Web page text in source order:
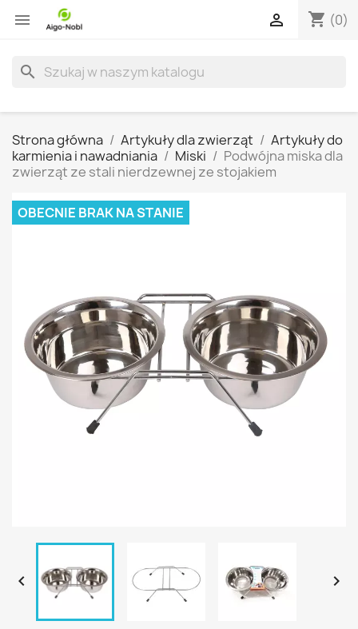
 shopping_cart (0)

search
Strona główna Artykuły dla zwierząt
Artykuły do
karmienia i nawadniania
Miski
Podwójna miska dla
zwierząt ze stali nierdzewnej ze stojakiem
OBECNIE BRAK NA STANIE
 